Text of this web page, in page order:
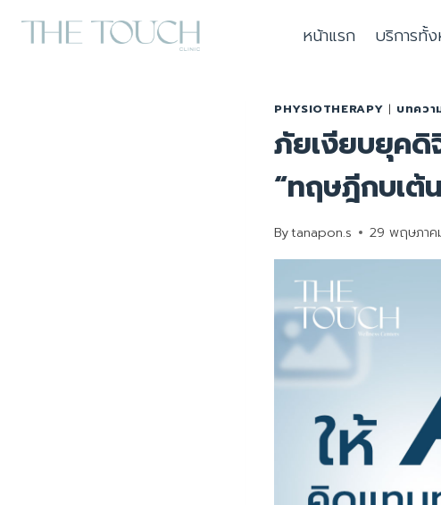
หน้าแรก บริการทั้
PHYSIOTHERAPY | บทควา
ภัยเงียบยุคดิ
“ทฤษฎีกบเต้
Bytanapon.s 29 พฤษภาค